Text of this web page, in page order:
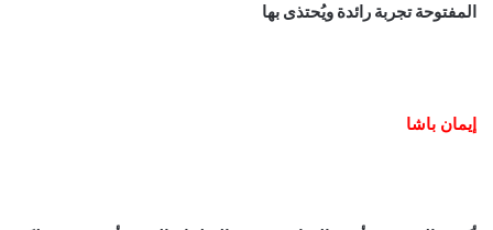
المفتوحة تجربة رائدة ويُحتذى بها
إيمان باشا